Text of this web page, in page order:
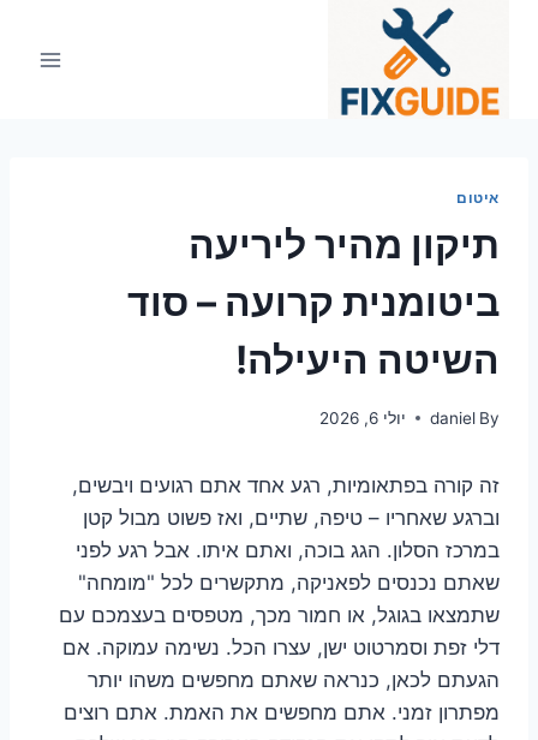
איטום
תיקון מהיר ליריעה
ביטומנית קרועה – סוד
השיטה היעילה!
By
daniel יולי 6, 2026
זה קורה בפתאומיות, רגע אחד אתם רגועים ויבשים,
וברגע שאחריו – טיפה, שתיים, ואז פשוט מבול קטן
במרכז הסלון. הגג בוכה, ואתם איתו. אבל רגע לפני
שאתם נכנסים לפאניקה, מתקשרים לכל "מומחה"
שתמצאו בגוגל, או חמור מכך, מטפסים בעצמכם עם
דלי זפת וסמרטוט ישן, עצרו הכל. נשימה עמוקה. אם
הגעתם לכאן, כנראה שאתם מחפשים משהו יותר
מפתרון זמני. אתם מחפשים את האמת. אתם רוצים